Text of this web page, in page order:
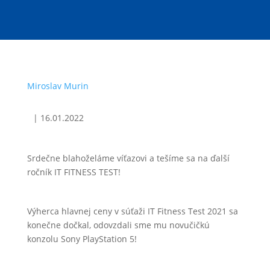
Miroslav Murin
| 16.01.2022
Srdečne blahoželáme víťazovi a tešíme sa na ďalší
ročník IT FITNESS TEST!
Výherca hlavnej ceny v súťaži IT Fitness Test 2021 sa
konečne dočkal, odovzdali sme mu novučičkú
konzolu Sony PlayStation 5!